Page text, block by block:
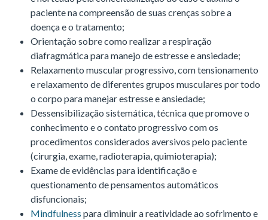
paciente na compreensão de suas crenças sobre a
doença e o tratamento;
Orientação sobre como realizar a respiração
diafragmática para manejo de estresse e ansiedade;
Relaxamento muscular progressivo, com tensionamento
e relaxamento de diferentes grupos musculares por todo
o corpo para manejar estresse e ansiedade;
Dessensibilização sistemática, técnica que promove o
conhecimento e o contato progressivo com os
procedimentos considerados aversivos pelo paciente
(cirurgia, exame, radioterapia, quimioterapia);
Exame de evidências para identificação e
questionamento de pensamentos automáticos
disfuncionais;
Mindfulness para diminuir a reatividade ao sofrimento e